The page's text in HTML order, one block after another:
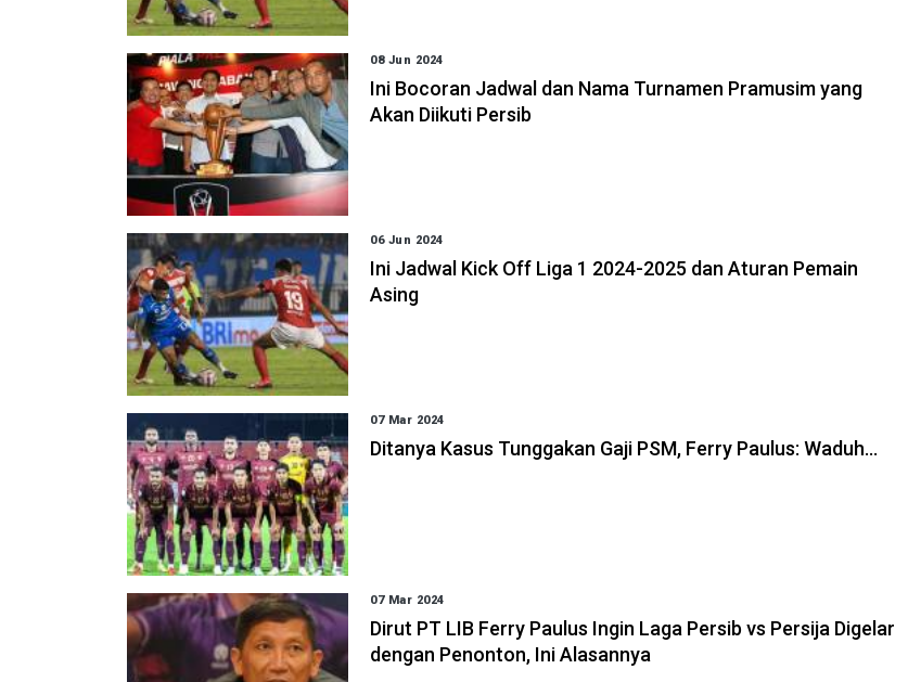
08 Jun 2024
Ini Bocoran Jadwal dan Nama Turnamen Pramusim yang
Akan Diikuti Persib
06 Jun 2024
Ini Jadwal Kick Off Liga 1 2024-2025 dan Aturan Pemain
Asing
07 Mar 2024
Ditanya Kasus Tunggakan Gaji PSM, Ferry Paulus: Waduh...
07 Mar 2024
Dirut PT LIB Ferry Paulus Ingin Laga Persib vs Persija Digelar
dengan Penonton, Ini Alasannya